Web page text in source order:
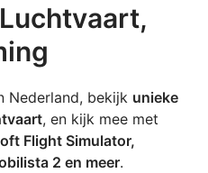
Nederland, bekijk unieke
, en kijk mee met
Flight Simulator,
2 en meer.